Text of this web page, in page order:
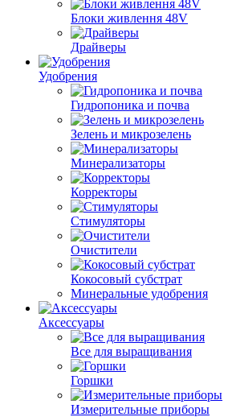
Блоки живлення 48V
Драйверы
Удобрения
Гидропоника и почва
Зелень и микрозелень
Минерализаторы
Корректоры
Стимуляторы
Очистители
Кокосовый субстрат
Минеральные удобрения
Аксессуары
Все для выращивания
Горшки
Измерительные приборы